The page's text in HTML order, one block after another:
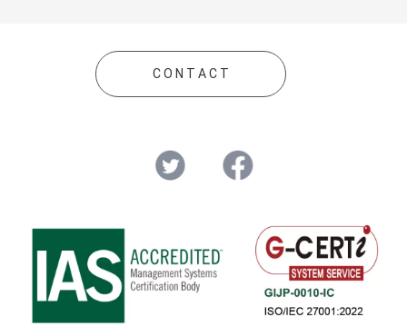
C O N T A C T